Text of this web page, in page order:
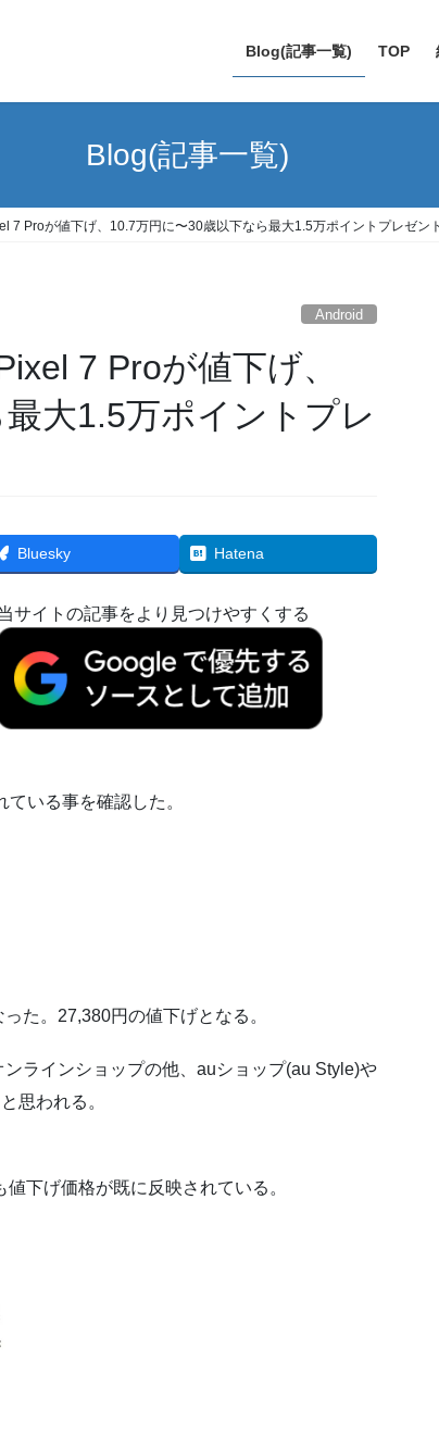
Blog(記事一覧) TOP
Blog(記事一覧)
7 Proが値下げ、10.7万円に〜30歳以下なら最大1.5万ポイントプレゼン
Android
7 Proが値下げ、
大1.5万ポイントプレ
Bluesky Hatena
サイトの記事をより見つけやすくする
いる事を確認した。
た。27,380円の値下げとなる。
ラインショップの他、auショップ(au Style)や
思われる。
下げ価格が既に反映されている。